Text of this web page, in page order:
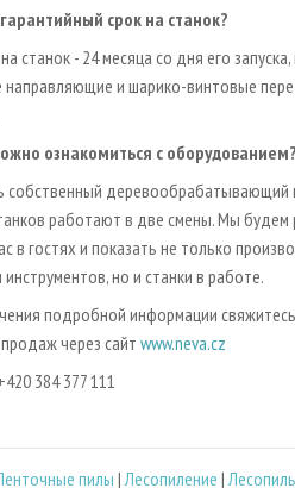
срок на станок?
станок - 24 месяца со дня его запуска,
направляющие и шарико-винтовые
ознакомиться с оборудованием?
собственный деревообрабатывающий
работают в две смены. Мы будем
в гостях и показать не только
инструментов, но и станки в работе.
подробной информации
через сайт www.neva.cz
384 377 111
пилы |Лесопиление |